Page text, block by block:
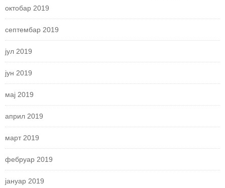
октобар 2019
септембар 2019
јул 2019
јун 2019
мај 2019
април 2019
март 2019
фебруар 2019
јануар 2019